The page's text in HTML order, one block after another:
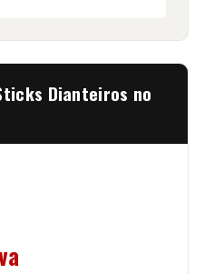
Dianteiros no